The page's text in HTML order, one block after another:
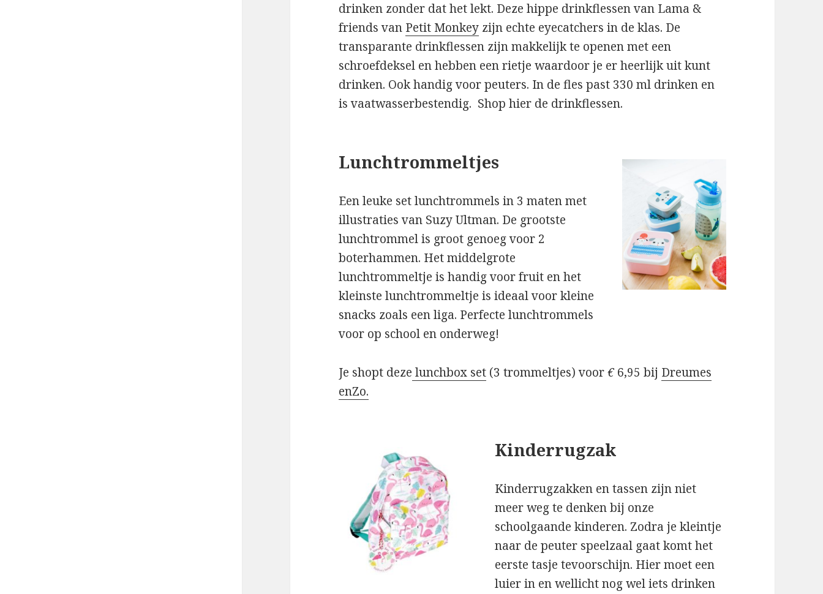
drinken zonder dat het lekt. Deze hippe drinkflessen van Lama &
friends van Petit Monkey zijn echte eyecatchers in de klas. De
transparante drinkflessen zijn makkelijk te openen met een
schroefdeksel en hebben een rietje waardoor je er heerlijk uit kunt
drinken. Ook handig voor peuters. In de fles past 330 ml drinken en
is vaatwasserbestendig. Shop hier de drinkflessen.
Lunchtrommeltjes
Een leuke set lunchtrommels in 3 maten met
illustraties van Suzy Ultman. De grootste
lunchtrommel is groot genoeg voor 2
boterhammen. Het middelgrote
lunchtrommeltje is handig voor fruit en het
kleinste lunchtrommeltje is ideaal voor kleine
snacks zoals een liga. Perfecte lunchtrommels
voor op school en onderweg!
Je shopt deze lunchbox set (3 trommeltjes) voor€6,95 bij Dreumes
enZo.
Kinderrugzak
Kinderrugzakken en tassen zijn niet
meer weg te denken bij onze
schoolgaande kinderen. Zodra je kleintje
naar de peuter speelzaal gaat komt het
eerste tasje tevoorschijn. Hier moet een
luier in en wellicht nog wel iets drinken